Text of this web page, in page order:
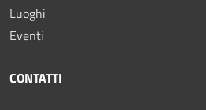
Luoghi
Eventi
CONTATTI